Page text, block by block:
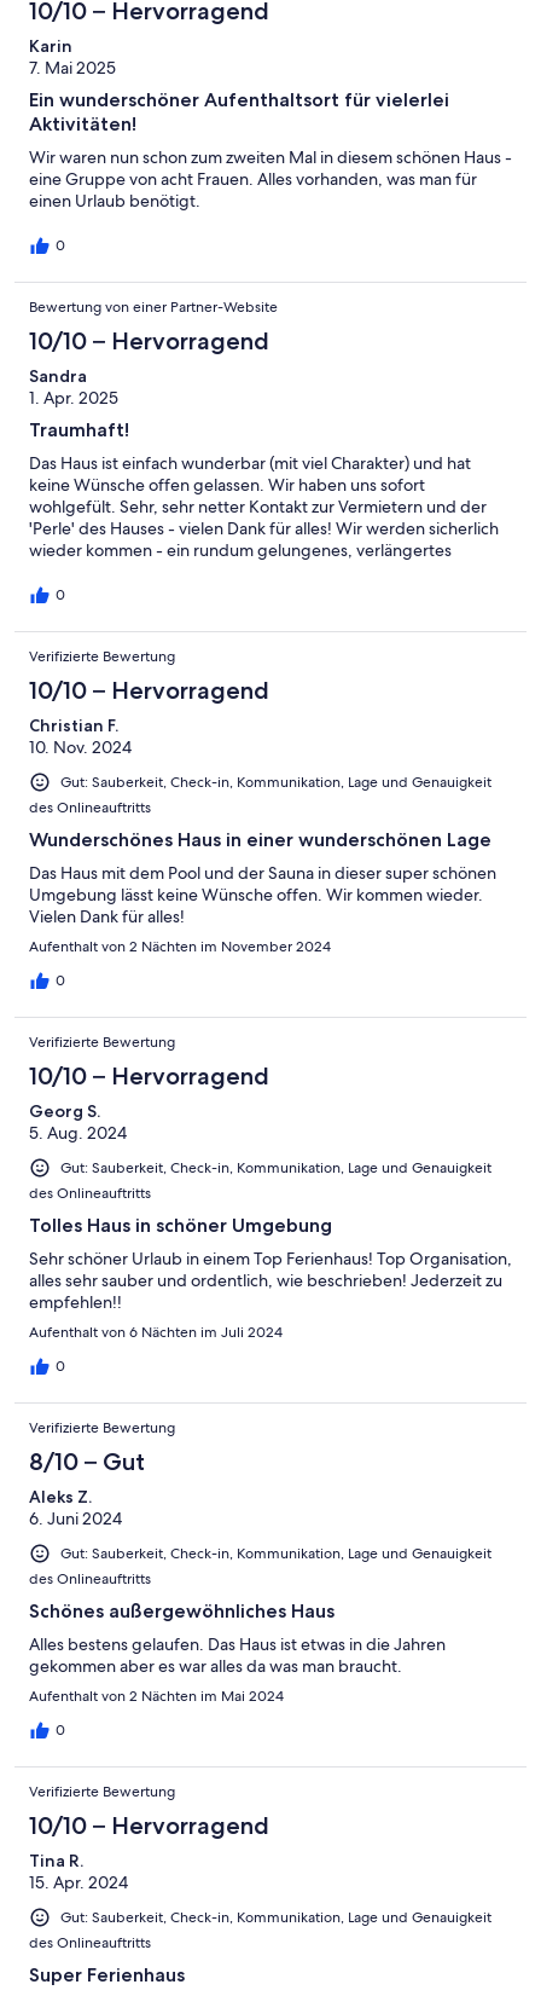
10/10 – Hervorragend
Karin
7. Mai 2025
Ein wunderschöner Aufenthaltsort für vielerlei
Aktivitäten!
Wir waren nun schon zum zweiten Mal in diesem schönen Haus -
eine Gruppe von acht Frauen. Alles vorhanden, was man für
einen Urlaub benötigt.
0
Bewertung von einer Partner-Website
10/10 – Hervorragend
Sandra
1. Apr. 2025
Traumhaft!
Das Haus ist einfach wunderbar (mit viel Charakter) und hat
keine Wünsche offen gelassen. Wir haben uns sofort
wohlgefült. Sehr, sehr netter Kontakt zur Vermietern und der
'Perle' des Hauses - vielen Dank für alles! Wir werden sicherlich
wieder kommen - ein rundum gelungenes, verlängertes
0
Verifizierte Bewertung
10/10 – Hervorragend
Christian F.
10. Nov. 2024
Gut: Sauberkeit, Check-in, Kommunikation, Lage und Genauigkeit
des Onlineauftritts
Wunderschönes Haus in einer wunderschönen Lage
Das Haus mit dem Pool und der Sauna in dieser super schönen
Umgebung lässt keine Wünsche offen. Wir kommen wieder.
Vielen Dank für alles!
Aufenthalt von 2 Nächten im November 2024
0
Verifizierte Bewertung
10/10 – Hervorragend
Georg S.
5. Aug. 2024
Gut: Sauberkeit, Check-in, Kommunikation, Lage und Genauigkeit
des Onlineauftritts
Tolles Haus in schöner Umgebung
Sehr schöner Urlaub in einem Top Ferienhaus! Top Organisation,
alles sehr sauber und ordentlich, wie beschrieben! Jederzeit zu
empfehlen!!
Aufenthalt von 6 Nächten im Juli 2024
0
Verifizierte Bewertung
8/10 – Gut
Aleks Z.
6. Juni 2024
Gut: Sauberkeit, Check-in, Kommunikation, Lage und Genauigkeit
des Onlineauftritts
Schönes außergewöhnliches Haus
Alles bestens gelaufen. Das Haus ist etwas in die Jahren
gekommen aber es war alles da was man braucht.
Aufenthalt von 2 Nächten im Mai 2024
0
Verifizierte Bewertung
10/10 – Hervorragend
Tina R.
15. Apr. 2024
Gut: Sauberkeit, Check-in, Kommunikation, Lage und Genauigkeit
des Onlineauftritts
Super Ferienhaus